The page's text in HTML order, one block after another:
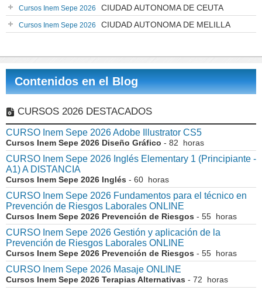
Cursos Inem Sepe 2026 CIUDAD AUTONOMA DE CEUTA
Cursos Inem Sepe 2026 CIUDAD AUTONOMA DE MELILLA
Contenidos en el Blog
CURSOS 2026 DESTACADOS
CURSO Inem Sepe 2026 Adobe Illustrator CS5
Cursos Inem Sepe 2026 Diseño Gráfico - 82 horas
CURSO Inem Sepe 2026 Inglés Elementary 1 (Principiante -
A1) A DISTANCIA
Cursos Inem Sepe 2026 Inglés - 60 horas
CURSO Inem Sepe 2026 Fundamentos para el técnico en
Prevención de Riesgos Laborales ONLINE
Cursos Inem Sepe 2026 Prevención de Riesgos - 55 horas
CURSO Inem Sepe 2026 Gestión y aplicación de la
Prevención de Riesgos Laborales ONLINE
Cursos Inem Sepe 2026 Prevención de Riesgos - 55 horas
CURSO Inem Sepe 2026 Masaje ONLINE
Cursos Inem Sepe 2026 Terapias Alternativas - 72 horas